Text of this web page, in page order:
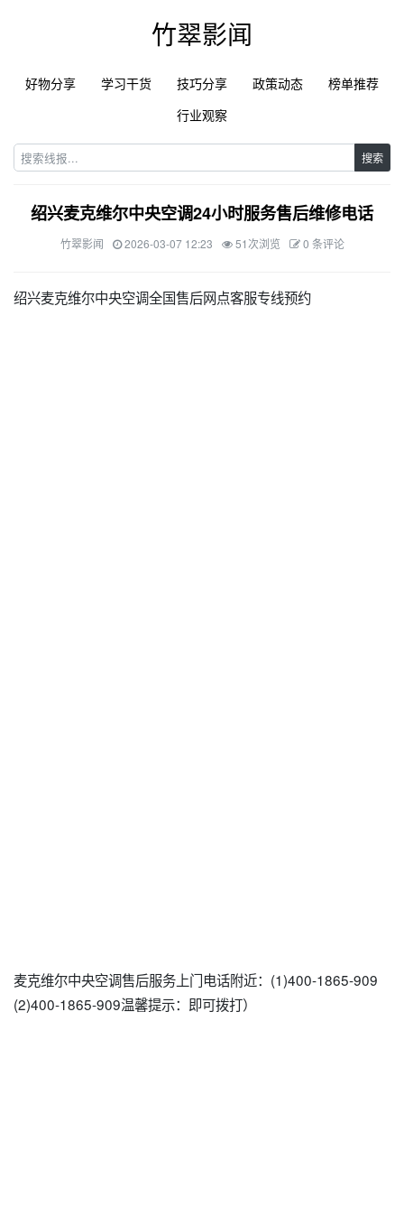
竹翠影闻
好物分享 学习干货 技巧分享 政策动态
榜单推荐
行业观察
搜索
绍兴麦克维尔中央空调24小时服务售后维修电话
竹翠影闻 2026-03-07 12:23 51次浏览 0 条评论
绍兴麦克维尔中央空调全国售后网点客服专线预约
麦克维尔中央空调售后服务上门电话附近：(1)400-1865-909
(2)400-1865-909温馨提示：即可拨打）